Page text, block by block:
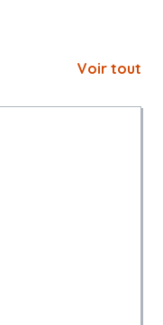
Voir tout